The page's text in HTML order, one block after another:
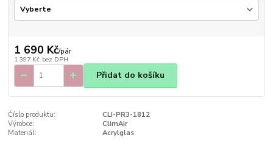
1 690 Kč/pár
1 397 Kč bez DPH
Přidat do košíku
Číslo produktu:
CLI-PR3-1812
Výrobce:
ClimAir
Materiál:
Acrylglas